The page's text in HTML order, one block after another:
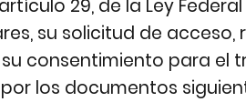
29, de la Ley
su solicitud de
consentimiento para el
los documentos